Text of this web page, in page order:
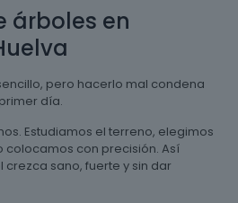
árboles en
pero hacerlo mal condena
día.
Estudiamos el terreno, elegimos
con precisión. Así
sano, fuerte y sin dar